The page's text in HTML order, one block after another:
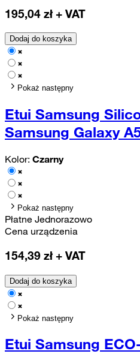
195,04 zł + VAT
Dodaj do koszyka
Pokaż następny
Etui Samsung
Samsung Galaxy
Kolor: Czarny
Pokaż następny
Płatne Jednorazowo
Cena urządzenia
154,39 zł + VAT
Dodaj do koszyka
Pokaż następny
Etui Samsung